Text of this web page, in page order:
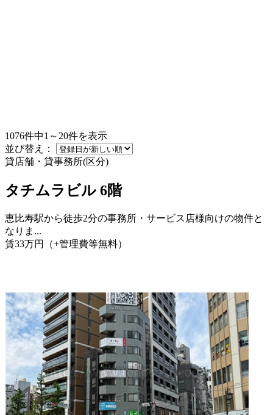
1076件中1～20件を表示
並び替え：
貸店舗・貸事務所(区分)
タチムラビル 6階
恵比寿駅から徒歩2分の事務所・サービス店様向けの物件と
なりま...
賃33万円 （+管理費等無料）